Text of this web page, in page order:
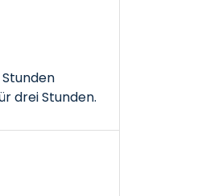
drei Stunden.